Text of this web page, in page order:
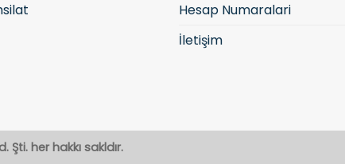
Hesap Numaralari
İletişim
Şti. her hakkı sakldır.